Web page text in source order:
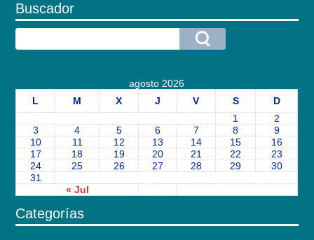
Buscador
agosto 2026
L
M X J V S D
« Jul
1
2
3
4 5 6 7 8
9
10
11 12 13 14 15
16
17
18 19 20 21 22
23
24
25 26 27 28 29
30
31
Categorías